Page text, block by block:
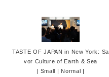
TASTE OF JAPAN in New York: Sa
vor Culture of Earth & Sea
| Small | Normal |